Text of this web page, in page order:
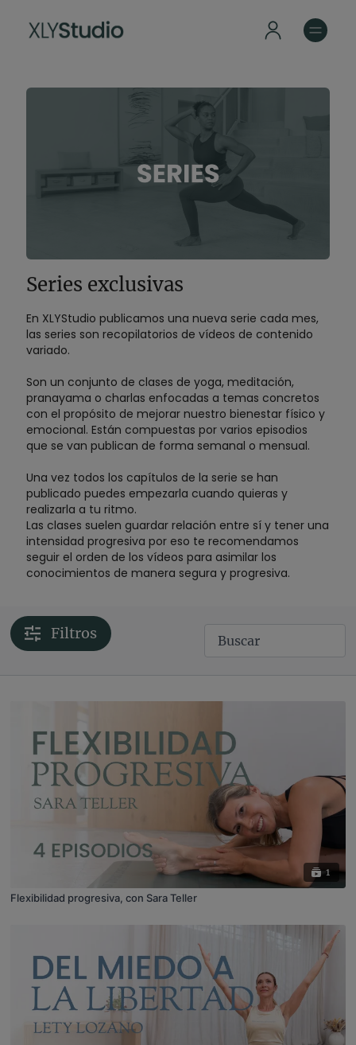
Series exclusivas
En XLYStudio publicamos una nueva serie cada mes,
las series son recopilatorios de vídeos de contenido
variado.
Son un conjunto de clases de yoga, meditación,
pranayama o charlas enfocadas a temas concretos
con el propósito de mejorar nuestro bienestar físico y
emocional. Están compuestas por varios episodios
que se van publican de forma semanal o mensual.
Una vez todos los capítulos de la serie se han
publicado puedes empezarla cuando quieras y
realizarla a tu ritmo.
Las clases suelen guardar relación entre sí y tener una
intensidad progresiva por eso te recomendamos
seguir el orden de los vídeos para asimilar los
conocimientos de manera segura y progresiva.
Filtros
1
Flexibilidad progresiva, con Sara Teller